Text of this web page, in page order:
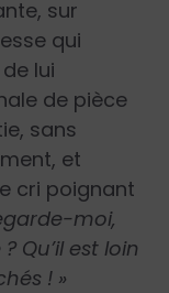
sur
qui
lui
de pièce
sans
et
cri poignant
moi,
Qu’il est loin
! »